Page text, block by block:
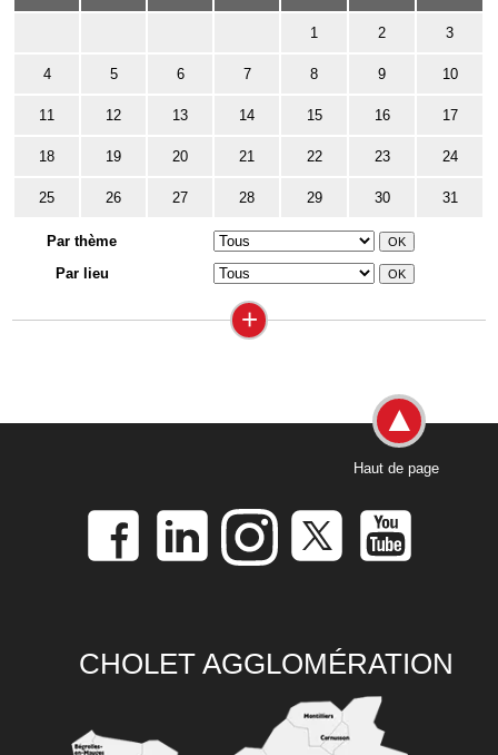
1 2 3
4 5 6 7 8 9 10
11 12 13 14 15 16 17
18 19 20 21 22 23 24
25 26 27 28 29 30 31
Par thème
Par lieu
+
Haut de page
CHOLET AGGLOMÉRATION